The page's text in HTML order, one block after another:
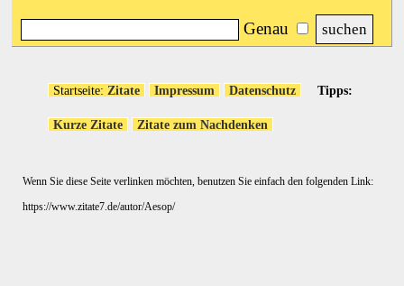
Genau
Startseite: Zitate Impressum Datenschutz Tipps:
Kurze Zitate Zitate zum Nachdenken
Wenn Sie diese Seite verlinken möchten, benutzen Sie einfach den folgenden Link:
https://www.zitate7.de/autor/Aesop/